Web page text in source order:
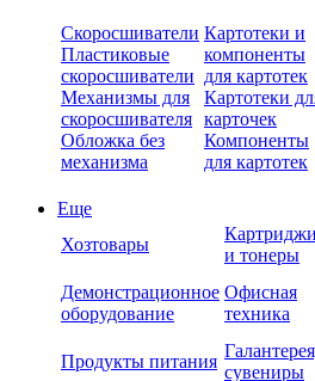
Скоросшиватели
Пластиковые
скоросшиватели
Механизмы для
скоросшивателя
Обложка без
механизма
Картотеки и
компоненты
для картотек
Картотеки
карточек
Компоненты
для картотек
Еще
Хозтовары
Картриджи
и тонеры
Демонстрационное
оборудование
Офисная
техника
Продукты питания
сувениры